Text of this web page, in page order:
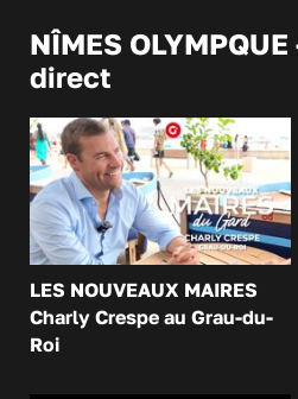
NÎMES
direct
LES NOUVEAUX MAIRES
Charly Crespe au Grau-du-
Roi